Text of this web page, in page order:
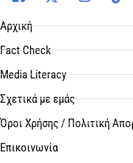
Αρχική
Fact Check
Media Literacy
Σχετικά με εμάς
Όροι Χρήσης / Πολιτική
Επικοινωνία